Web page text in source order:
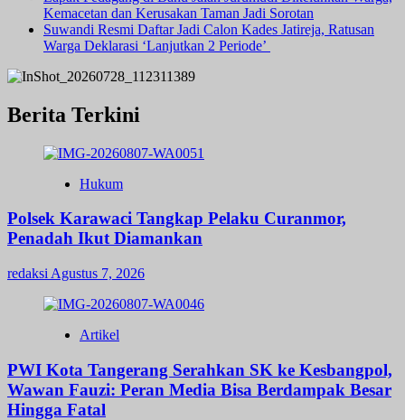
Kemacetan dan Kerusakan Taman Jadi Sorotan
Suwandi Resmi Daftar Jadi Calon Kades Jatireja, Ratusan
Warga Deklarasi ‘Lanjutkan 2 Periode’
Berita Terkini
Hukum
Polsek Karawaci Tangkap Pelaku Curanmor,
Penadah Ikut Diamankan
redaksi Agustus 7, 2026
Artikel
PWI Kota Tangerang Serahkan SK ke Kesbangpol,
Wawan Fauzi: Peran Media Bisa Berdampak Besar
Hingga Fatal